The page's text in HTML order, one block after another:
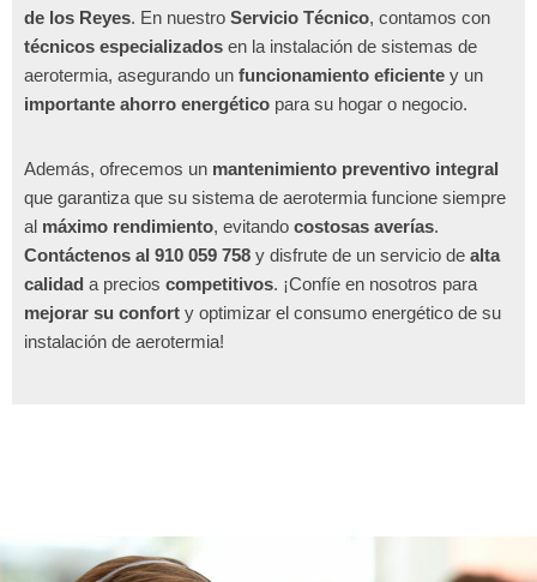
de los Reyes. En nuestro Servicio Técnico, contamos con
técnicos especializados en la instalación de sistemas de
aerotermia, asegurando un funcionamiento eficiente y un
importante ahorro energético para su hogar o negocio.
Además, ofrecemos un mantenimiento preventivo integral
que garantiza que su sistema de aerotermia funcione siempre
al máximo rendimiento, evitando costosas averías.
Contáctenos al 910 059 758 y disfrute de un servicio de alta
calidad a precios competitivos. ¡Confíe en nosotros para
mejorar su confort y optimizar el consumo energético de su
instalación de aerotermia!